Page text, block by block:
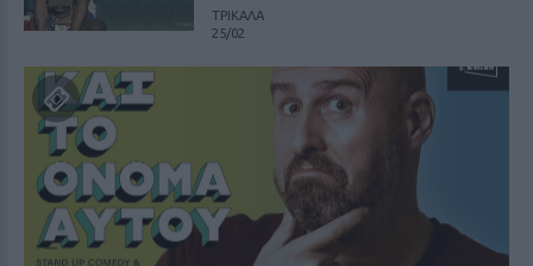
ΤΡΙΚΑΛΑ
25/02